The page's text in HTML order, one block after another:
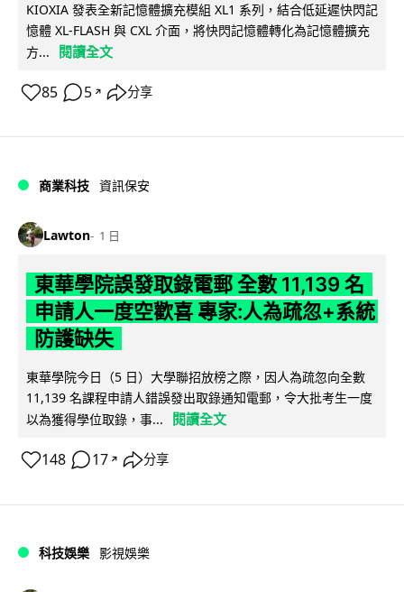
KIOXIA 發表全新記憶體擴充模組 XL1 系列，結合低延遲快閃記
憶體 XL-FLASH 與 CXL 介面，將快閃記憶體轉化為記憶體擴充
方...
閱讀全文
85 5 ↗ 分享
商業科技 資訊保安
Lawton 1 日
東華學院誤發取錄電郵 全數 11,139 名
申請人一度空歡喜 專家:人為疏忽+系統
防護缺失
東華學院今日（5 日）大學聯招放榜之際，因人為疏忽向全數
11,139 名課程申請人錯誤發出取錄通知電郵，令大批考生一度
以為獲得學位取錄，事...
閱讀全文
148 17 ↗ 分享
科技娛樂 影視娛樂